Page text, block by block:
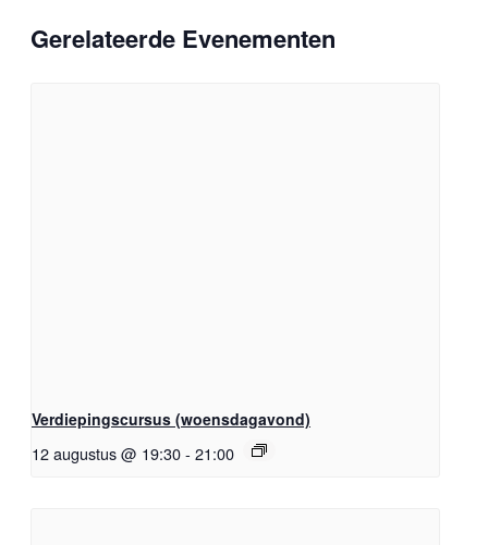
Gerelateerde Evenementen
Verdiepingscursus (woensdagavond)
12 augustus @ 19:30- 21:00